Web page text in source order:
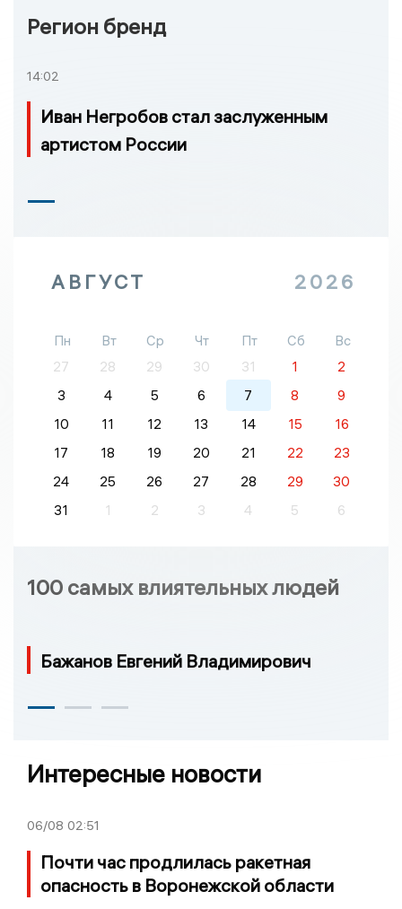
Регион бренд
14:02
Иван Негробов стал заслуженным
артистом России
АВГУСТ 2026
Пн Вт Ср Чт Пт Сб
Вс
27
28 29 30 31 1
2
3
4 5 6 7 8
9
10
11 12 13 14 15
16
17
18 19 20 21 22
23
24
25 26 27 28 29
30
31
1 2 3 4 5 6
100 самых влиятельных людей
Бажанов Евгений Владимирович
Интересные новости
06/08 02:51
Почти час продлилась ракетная
опасность в Воронежской области